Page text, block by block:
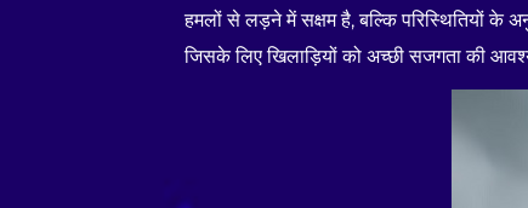
हमलों से लड़ने में सक्षम है, बल्कि परिस्थितियों के
जिसके लिए खिलाड़ियों को अच्छी सजगता की